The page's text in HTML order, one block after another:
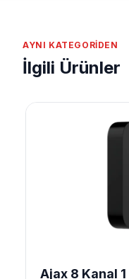
AYNI KATEGORIDEN
İlgili Ürünler
Ajax 8 Kanal